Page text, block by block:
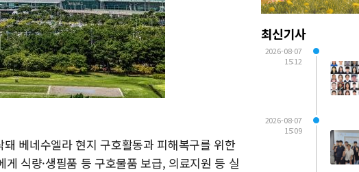
베네수엘라 현지 구호활동과 피해복구를 위한
식량·생필품 등 구호물품 보급, 의료지원 등 실
최신기사
2026-08-07
15:12
2026-08-07
15:09